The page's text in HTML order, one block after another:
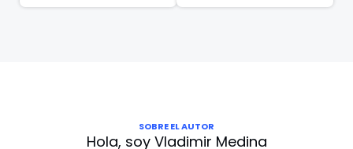
SOBRE EL AUTOR
Hola, soy Vladimir Medina